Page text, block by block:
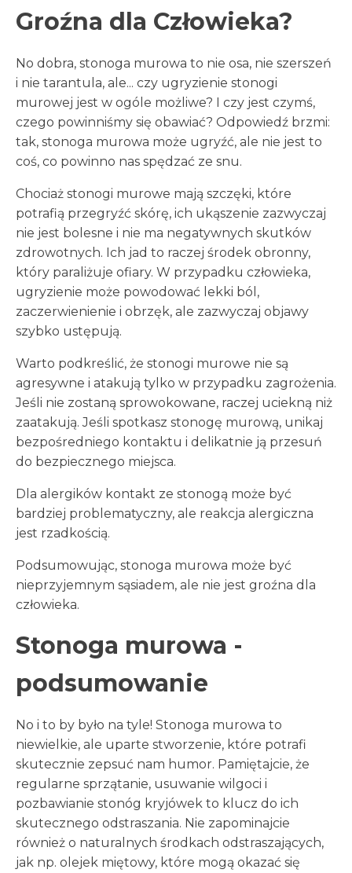
Groźna dla Człowieka?
No dobra, stonoga murowa to nie osa, nie szerszeń
i nie tarantula, ale... czy ugryzienie stonogi
murowej jest w ogóle możliwe? I czy jest czymś,
czego powinniśmy się obawiać? Odpowiedź brzmi:
tak, stonoga murowa może ugryźć, ale nie jest to
coś, co powinno nas spędzać ze snu.
Chociaż stonogi murowe mają szczęki, które
potrafią przegryźć skórę, ich ukąszenie zazwyczaj
nie jest bolesne i nie ma negatywnych skutków
zdrowotnych. Ich jad to raczej środek obronny,
który paraliżuje ofiary. W przypadku człowieka,
ugryzienie może powodować lekki ból,
zaczerwienienie i obrzęk, ale zazwyczaj objawy
szybko ustępują.
Warto podkreślić, że stonogi murowe nie są
agresywne i atakują tylko w przypadku zagrożenia.
Jeśli nie zostaną sprowokowane, raczej uciekną niż
zaatakują. Jeśli spotkasz stonogę murową, unikaj
bezpośredniego kontaktu i delikatnie ją przesuń
do bezpiecznego miejsca.
Dla alergików kontakt ze stonogą może być
bardziej problematyczny, ale reakcja alergiczna
jest rzadkością.
Podsumowując, stonoga murowa może być
nieprzyjemnym sąsiadem, ale nie jest groźna dla
człowieka.
Stonoga murowa -
podsumowanie
No i to by było na tyle! Stonoga murowa to
niewielkie, ale uparte stworzenie, które potrafi
skutecznie zepsuć nam humor. Pamiętajcie, że
regularne sprzątanie, usuwanie wilgoci i
pozbawianie stonóg kryjówek to klucz do ich
skutecznego odstraszania. Nie zapominajcie
również o naturalnych środkach odstraszających,
jak np. olejek miętowy, które mogą okazać się